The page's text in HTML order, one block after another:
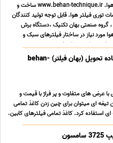
برش اتومات توری فیلترهوا. www.behan-technique.ir ساخت و
توری فیلتر هوا. قابل توجه تولید کنندگان
گروه صنعتی بهان تکنیک ،دستگاه برش
مورد نیاز در ساختار فیلترهای سبک و
است . که میتواند ضم ... ...
چین کن تیغه ای. آماده تحویل (بهان فیلتر) behan-
عرض های متفاوت و پر فراژ با قیمت و
ای میتوان برای چین زدن کاغذ تمامی
ای استفاده کرد. کاغذ تمامی فیلترهای کابین.
تیغه ای لازم دارد. فیلترهای فلزی و
تیغ ... ...